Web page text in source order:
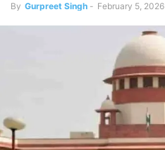
By Gurpreet Singh - February 5, 2026